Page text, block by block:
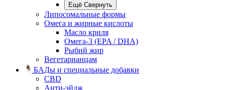
Ещё Свернуть
Липосомальные формы
Омега и жирные кислоты
Масло криля
Омега-3 (EPA / DHA)
Рыбий жир
Вегетарианцам
БАДы и специальные добавки
CBD
Анти-эйдж